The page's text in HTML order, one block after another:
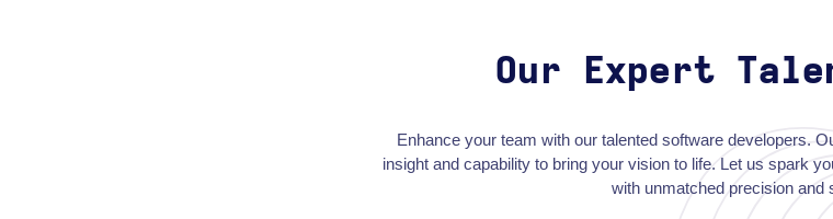
Our Expert
Enhance your team with our talented software developers.
insight and capability to bring your vision to life. Let us spark
with unmatched precision and